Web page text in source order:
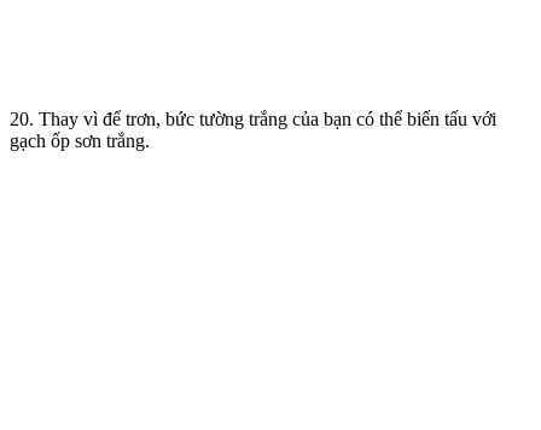
20. Thay vì để trơn, bức tường trắng của bạn có thể biến tấu với
gạch ốp sơn trắng.